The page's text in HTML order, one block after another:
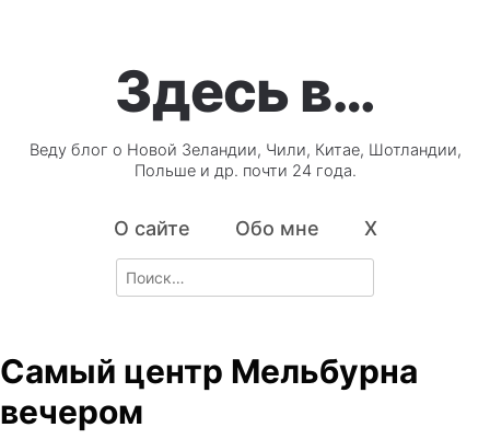
Здесь в…
Веду блог о Новой Зеландии, Чили, Китае, Шотландии,
Польше и др. почти 24 года.
О сайте Обо мне X
Search
for:
Самый центр Мельбурна
вечером